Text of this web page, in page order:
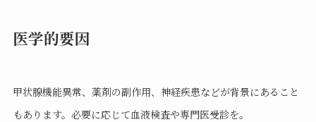
医学的要因
甲状腺機能異常、薬剤の副作用、神経疾患などが背景にあること
もあります。必要に応じて血液検査や専門医受診を。